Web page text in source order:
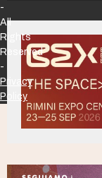
-
All
Rights
Reserved
-
Privacy
Policy